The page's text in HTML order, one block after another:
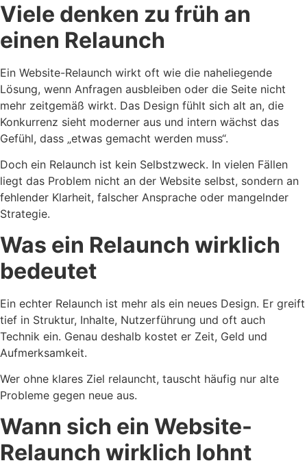
Viele denken zu früh an
einen Relaunch
Ein Website-Relaunch wirkt oft wie die naheliegende
Lösung, wenn Anfragen ausbleiben oder die Seite nicht
mehr zeitgemäß wirkt. Das Design fühlt sich alt an, die
Konkurrenz sieht moderner aus und intern wächst das
Gefühl, dass „etwas gemacht werden muss“.
Doch ein Relaunch ist kein Selbstzweck. In vielen Fällen
liegt das Problem nicht an der Website selbst, sondern an
fehlender Klarheit, falscher Ansprache oder mangelnder
Strategie.
Was ein Relaunch wirklich
bedeutet
Ein echter Relaunch ist mehr als ein neues Design. Er greift
tief in Struktur, Inhalte, Nutzerführung und oft auch
Technik ein. Genau deshalb kostet er Zeit, Geld und
Aufmerksamkeit.
Wer ohne klares Ziel relauncht, tauscht häufig nur alte
Probleme gegen neue aus.
Wann sich ein Website-
Relaunch wirklich lohnt